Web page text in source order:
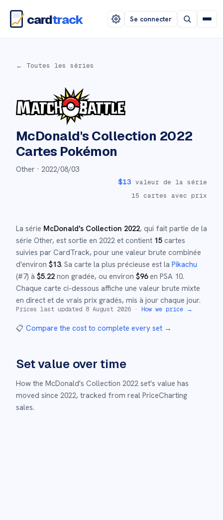
cardtrack Se connecter
← Toutes les séries
McDonald's Collection 2022
Cartes Pokémon
Other · 2022/08/03
$13 valeur de la série
15 cartes avec prix
La série McDonald's Collection 2022, qui fait partie de la
série Other, est sortie en 2022 et contient 15 cartes
suivies par CardTrack, pour une valeur brute combinée
d'environ $13. Sa carte la plus précieuse est la Pikachu
(#7) à $5.22 non gradée, ou environ $96en PSA 10.
Chaque carte ci-dessous affiche une valeur brute mixte
en direct et de vrais prix gradés, mis à jour chaque jour.
Prices last updated 8 August 2026 · How we price →
📋 Compare the cost to complete every set →
Set value over time
How the McDonald's Collection 2022 set's value has
moved since 2022, tracked from real PriceCharting
sales.